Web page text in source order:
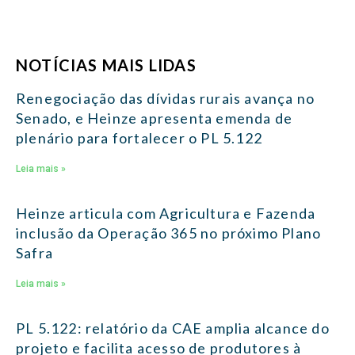
NOTÍCIAS MAIS LIDAS
Renegociação das dívidas rurais avança no
Senado, e Heinze apresenta emenda de
plenário para fortalecer o PL 5.122
Leia mais »
Heinze articula com Agricultura e Fazenda
inclusão da Operação 365 no próximo Plano
Safra
Leia mais »
PL 5.122: relatório da CAE amplia alcance do
projeto e facilita acesso de produtores à